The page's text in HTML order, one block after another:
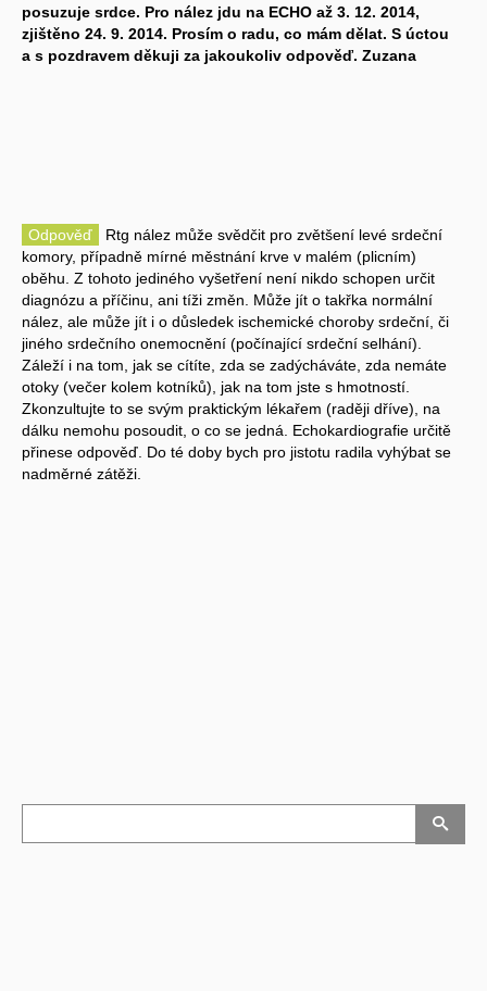
posuzuje srdce. Pro nález jdu na ECHO až 3. 12. 2014,
zjištěno 24. 9. 2014. Prosím o radu, co mám dělat. S úctou
a s pozdravem děkuji za jakoukoliv odpověď. Zuzana
Odpověď
Rtg nález může svědčit pro zvětšení levé srdeční
komory, případně mírné městnání krve v malém (plicním)
oběhu. Z tohoto jediného vyšetření není nikdo schopen určit
diagnózu a příčinu, ani tíži změn. Může jít o takřka normální
nález, ale může jít i o důsledek ischemické choroby srdeční, či
jiného srdečního onemocnění (počínající srdeční selhání).
Záleží i na tom, jak se cítíte, zda se zadýcháváte, zda nemáte
otoky (večer kolem kotníků), jak na tom jste s hmotností.
Zkonzultujte to se svým praktickým lékařem (raději dříve), na
dálku nemohu posoudit, o co se jedná. Echokardiografie určitě
přinese odpověď. Do té doby bych pro jistotu radila vyhýbat se
nadměrné zátěži.